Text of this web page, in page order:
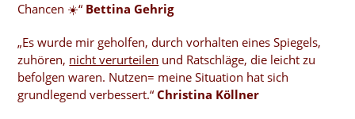
Chancen ☀️“ Bettina Gehrig
„Es wurde mir geholfen, durch vorhalten eines Spiegels,
zuhören, nicht verurteilen und Ratschläge, die leicht zu
befolgen waren. Nutzen= meine Situation hat sich
grundlegend verbessert.“Christina Köllner